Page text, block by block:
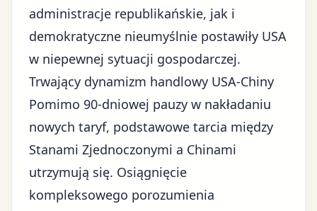
administracje republikańskie, jak i
demokratyczne nieumyślnie postawiły USA
w niepewnej sytuacji gospodarczej.
Trwający dynamizm handlowy USA-Chiny
Pomimo 90-dniowej pauzy w nakładaniu
nowych taryf, podstawowe tarcia między
Stanami Zjednoczonymi a Chinami
utrzymują się. Osiągnięcie
kompleksowego porozumienia